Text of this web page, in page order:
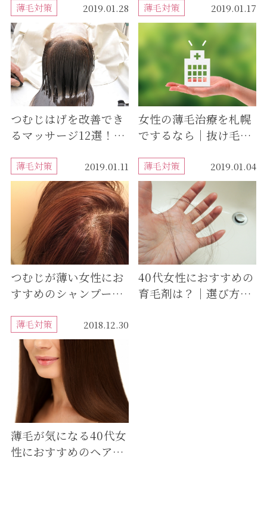
対策可能
た対策方法と効果まで
の期間
薄毛対策 2019.01.28
つむじはげを改善でき
るマッサージ12選！血
目的別で紹介
薄毛対策 2019.01.17
女性の薄毛治療を札幌
でするなら｜抜け毛・
ポイントは？
薄毛対策 2019.01.11
つむじが薄い女性にお
すすめのシャンプー
なのは？
薄毛対策 2019.01.04
40代女性におすすめの
育毛剤は？｜選び方・
薄毛対策 2018.12.30
薄毛が気になる40代女
性におすすめのヘアス